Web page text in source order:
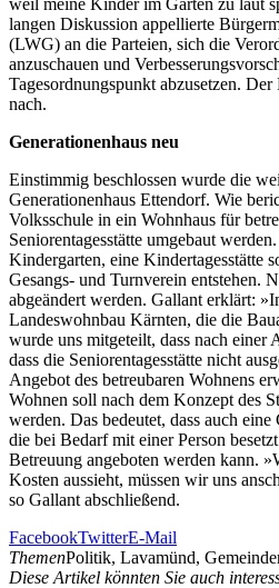
weil meine Kinder im Garten zu laut
langen Diskussion appellierte
(LWG) an die Parteien, sich die
anzuschauen und
Tagesordnungspunkt abzusetzen.
nach.
Generationenhaus neu
Einstimmig beschlossen wurde die
Generationenhaus Ettendorf. Wie
Volksschule in ein Wohnhaus für
Seniorentagesstätte umgebaut
Kindergarten, eine Kindertagesstätte
Gesangs- und Turnverein entstehen.
abgeändert werden. Gallant erklärt:
Landeswohnbau Kärnten, die die
wurde uns mitgeteilt, dass nach einer
dass die Seniorentagesstätte nicht
Angebot des betreubaren Wohnens
Wohnen soll nach dem Konzept des
werden. Das bedeutet, dass auch
die bei Bedarf mit einer Person
Betreuung angeboten werden kann.
Kosten aussieht, müssen wir uns
so Gallant abschließend.
FacebookTwitterE-Mail
ThemenPolitik, Lavamünd,
Diese Artikel könnten Sie auch